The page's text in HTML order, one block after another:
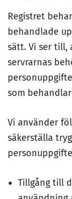
Registret
behandlade
sätt. Vi ser till,
servrarnas
som
Vi använder
säkerställa
Tillgång till